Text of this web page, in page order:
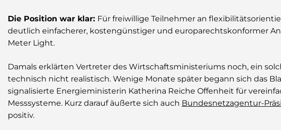
Die Position war klar: Für freiwillige Teilnehmer an
deutlich einfacherer, kostengünstiger und europarechtskonformer
Meter Light.
Damals erklärten Vertreter des Wirtschaftsministeriums noch, ein
technisch nicht realistisch. Wenige Monate später begann sich das
signalisierte Energieministerin Katherina Reiche Offenheit für
Messsysteme. Kurz darauf äußerte sich auch Bundesnetzagentur-
positiv.